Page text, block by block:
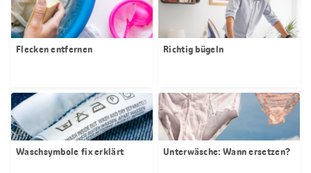
Flecken entfernen Richtig bügeln
Waschsymbole fix erklärt Unterwäsche: Wann ersetzen?